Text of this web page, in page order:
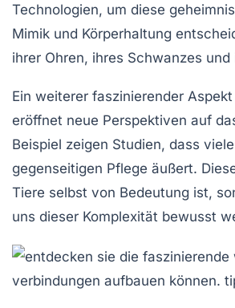
Technologien, um diese
Mimik und Körperhaltung
ihrer Ohren, ihres Schwanzes
Ein weiterer faszinierender
eröffnet neue Perspektiven auf
Beispiel zeigen Studien, dass
gegenseitigen Pflege äußert.
Tiere selbst von Bedeutung ist,
uns dieser Komplexität bewusst